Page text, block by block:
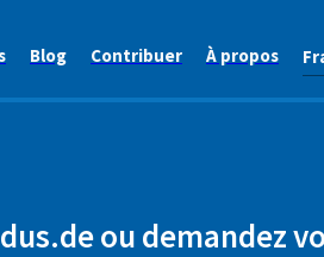
Blog Contribuer À propos
ou demandez